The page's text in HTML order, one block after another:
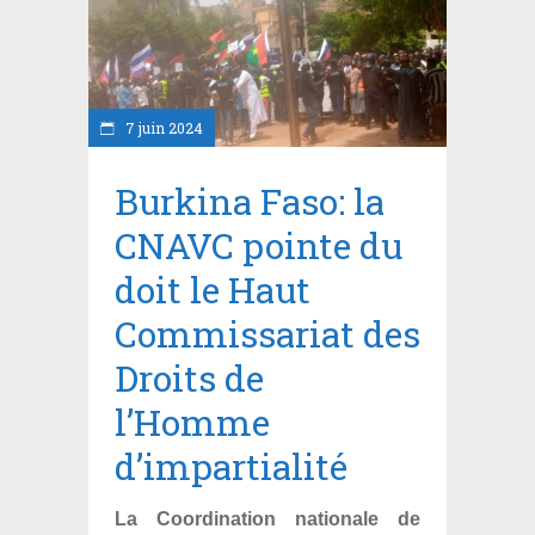
7 juin 2024
Burkina Faso: la
CNAVC pointe du
doit le Haut
Commissariat des
Droits de
l’Homme
d’impartialité
La Coordination nationale de